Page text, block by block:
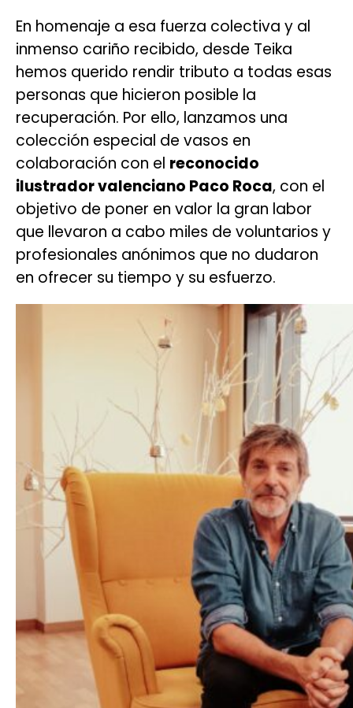
En homenaje a esa fuerza colectiva y al
inmenso cariño recibido, desde Teika
hemos querido rendir tributo a todas esas
personas que hicieron posible la
recuperación. Por ello, lanzamos una
colección especial de vasos en
colaboración con el reconocido
ilustrador valenciano Paco Roca, con el
objetivo de poner en valor la gran labor
que llevaron a cabo miles de voluntarios y
profesionales anónimos que no dudaron
en ofrecer su tiempo y su esfuerzo.